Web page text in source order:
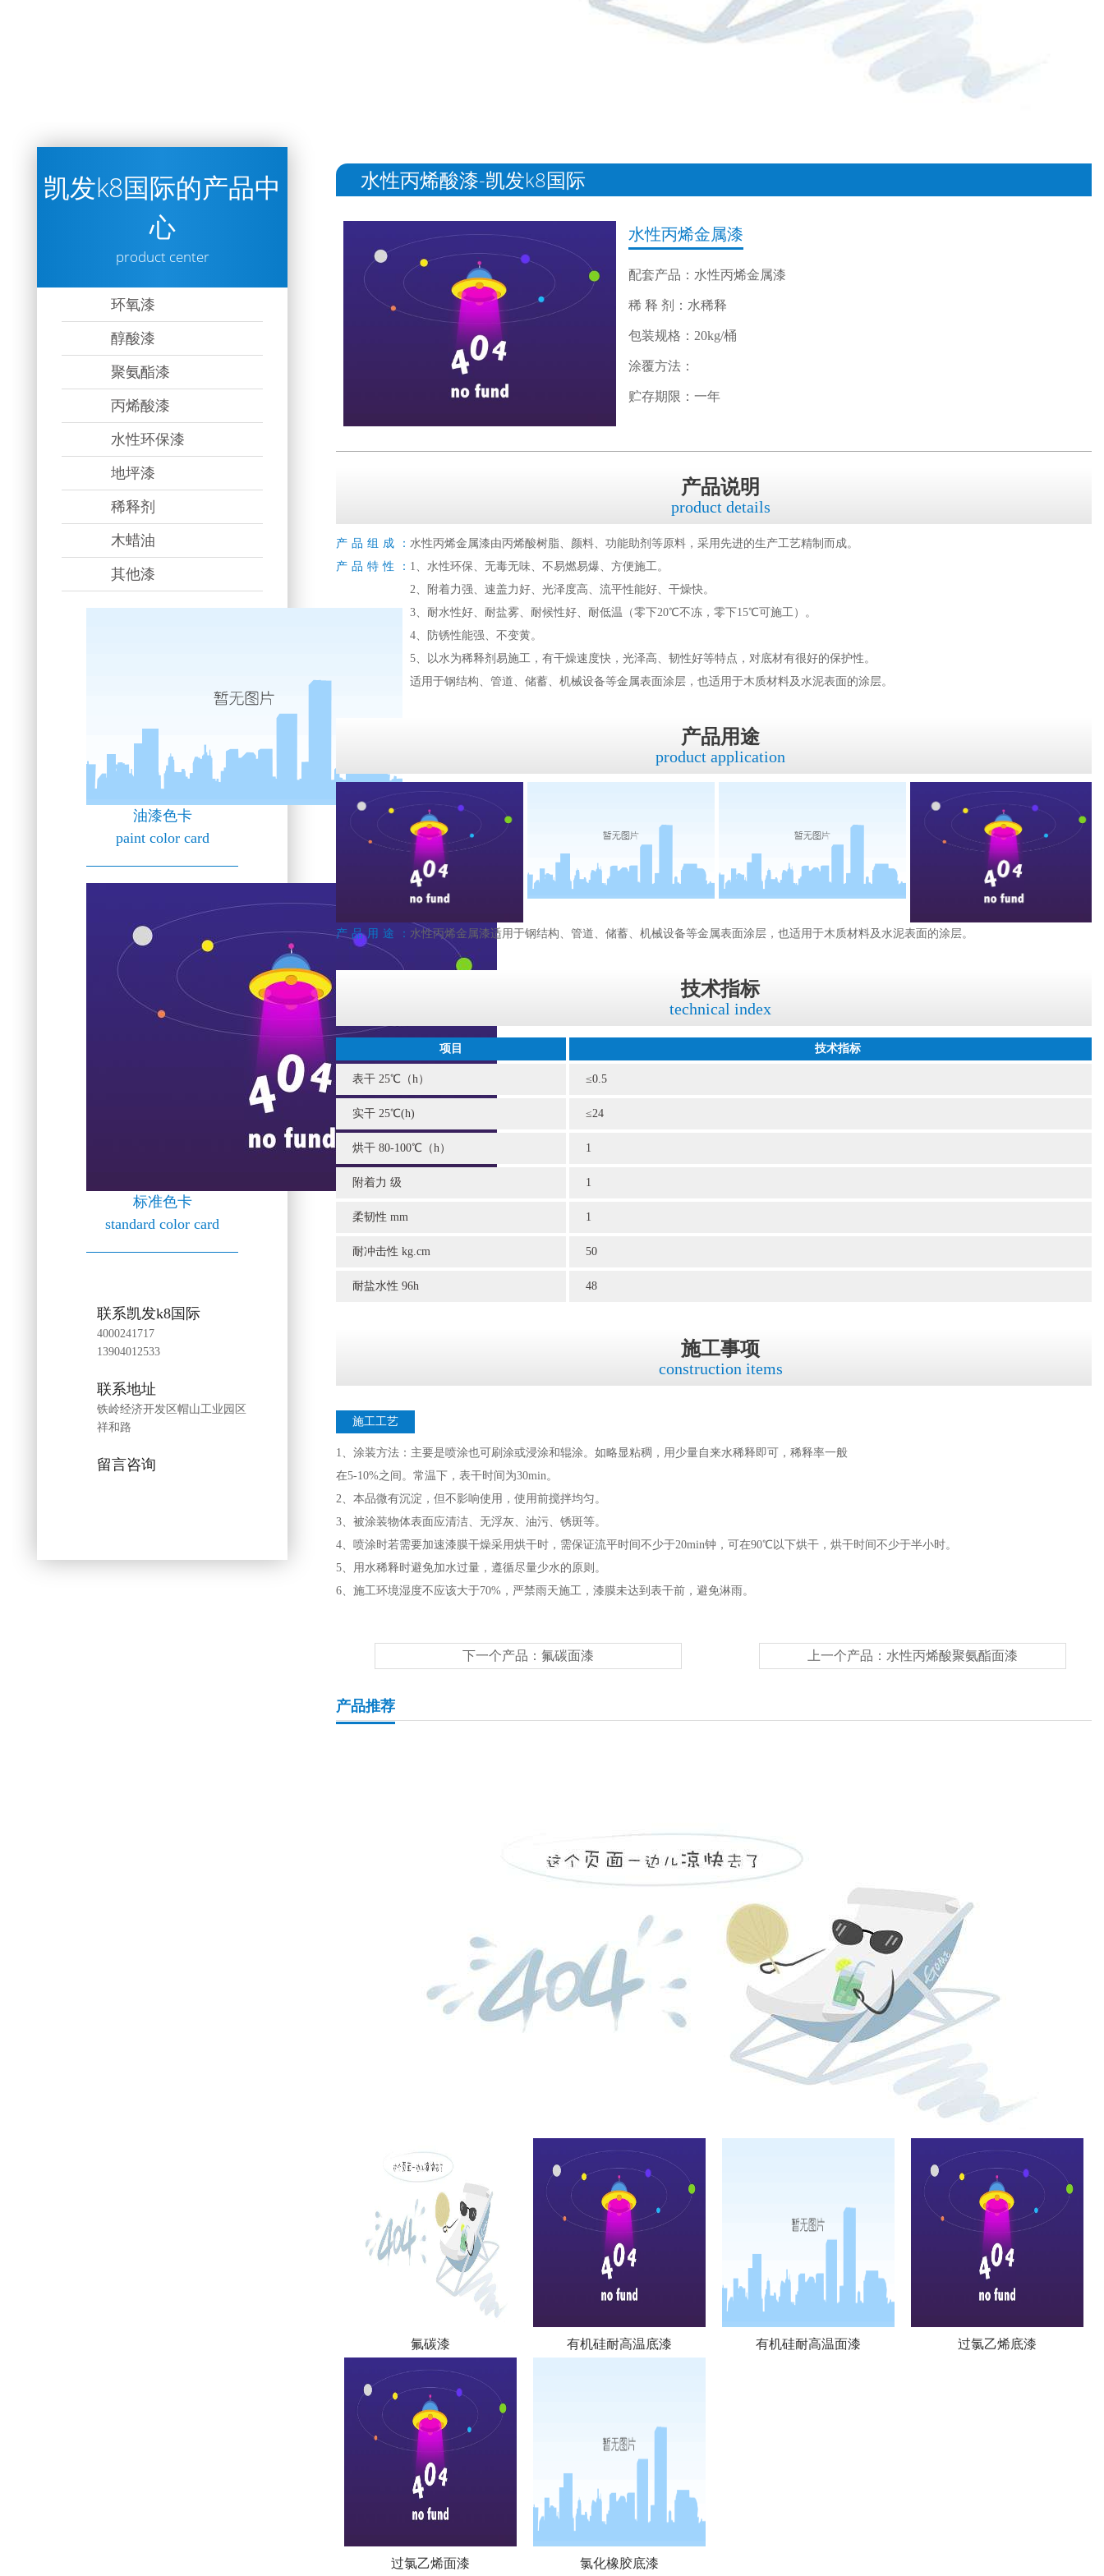
水性丙烯酸漆-凯发k8国际
水性丙烯金属漆
配套产品：水性丙烯金属漆
稀 释 剂：水稀释
包装规格：20kg/桶
涂覆方法：
贮存期限：一年
产品说明
product details
产品组成： 水性丙烯金属漆由丙烯酸树脂、颜料、功能助剂等原料，采用先进的生产工艺精制而成。
产品特性： 1、水性环保、无毒无味、不易燃易爆、方便施工。
2、附着力强、速盖力好、光泽度高、流平性能好、干燥快。
3、耐水性好、耐盐雾、耐候性好、耐低温（零下20℃不冻，零下15℃可施工）。
4、防锈性能强、不变黄。
5、以水为稀释剂易施工，有干燥速度快，光泽高、韧性好等特点，对底材有很好的保护性。
适用于钢结构、管道、储蓄、机械设备等金属表面涂层，也适用于木质材料及水泥表面的涂层。
产品用途
product application
产品用途： 水性丙烯金属漆适用于钢结构、管道、储蓄、机械设备等金属表面涂层，也适用于木质材料及水泥表面的涂层。
技术指标
technical index
项目 技术指标
表干 25℃（h） ≤0.5
实干 25℃(h) ≤24
烘干 80-100℃（h） 1
附着力 级 1
柔韧性 mm 1
耐冲击性 kg.cm 50
耐盐水性 96h 48
施工事项
construction items
施工工艺
1、涂装方法：主要是喷涂也可刷涂或浸涂和辊涂。如略显粘稠，用少量自来水稀释即可，稀释率一般
在5-10%之间。常温下，表干时间为30min。
2、本品微有沉淀，但不影响使用，使用前搅拌均匀。
3、被涂装物体表面应清洁、无浮灰、油污、锈斑等。
4、喷涂时若需要加速漆膜干燥采用烘干时，需保证流平时间不少于20min钟，可在90℃以下烘干，烘干时间不少于半小时。
5、用水稀释时避免加水过量，遵循尽量少水的原则。
6、施工环境湿度不应该大于70%，严禁雨天施工，漆膜未达到表干前，避免淋雨。
下一个产品：氟碳面漆 上一个产品： 水性丙烯酸聚氨酯面漆
产品推荐
氟碳漆 有机硅耐高温底漆 有机硅耐高温面漆 过氯乙烯底漆
过氯乙烯面漆 氯化橡胶底漆
凯发k8国际的产品中
心
product center
环氧漆
醇酸漆
聚氨酯漆
丙烯酸漆
水性环保漆
地坪漆
稀释剂
木蜡油
其他漆
油漆色卡
paint color card
标准色卡
standard color card
联系凯发k8国际
4000241717
13904012533
联系地址
铁岭经济开发区帽山工业园区
祥和路
留言咨询